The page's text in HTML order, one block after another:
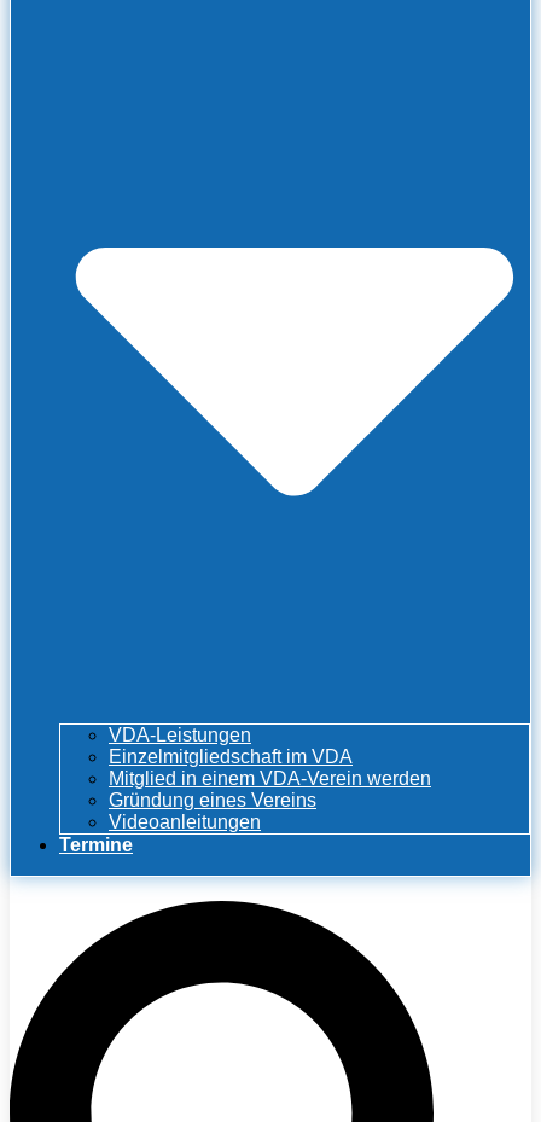
VDA-Leistungen
Einzelmitgliedschaft im VDA
Mitglied in einem VDA-Verein werden
Gründung eines Vereins
Videoanleitungen
Termine